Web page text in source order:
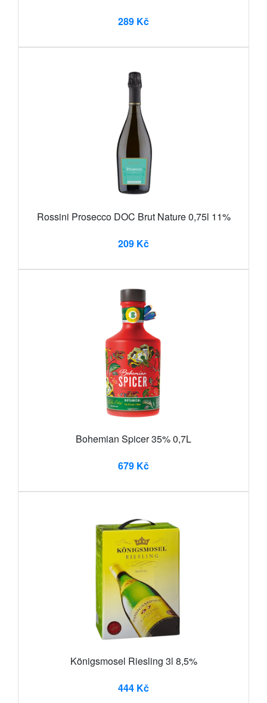
289 Kč
Rossini Prosecco DOC Brut Nature 0,75l 11%
209 Kč
Bohemian Spicer 35% 0,7L
679 Kč
Königsmosel Riesling 3l 8,5%
444 Kč